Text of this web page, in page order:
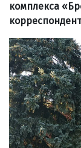
комплекса